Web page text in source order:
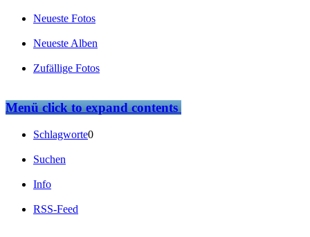
Neueste Fotos
Neueste Alben
Zufällige Fotos
Menüclick to expand contents
Schlagworte0
Suchen
Info
RSS-Feed